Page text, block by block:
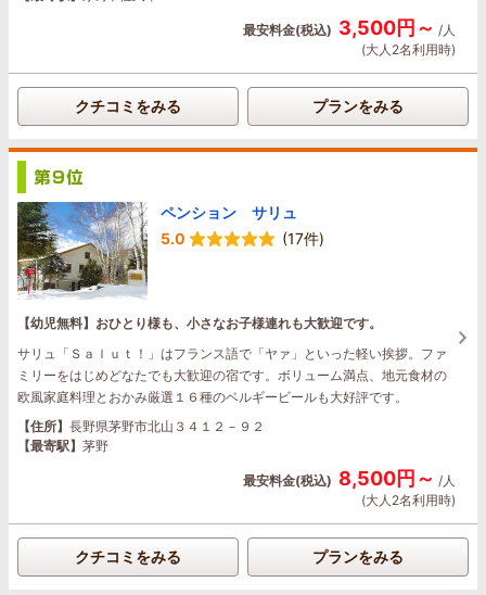
最安料金(税込) 3,500円～ /人
(大人2名利用時)
クチコミをみる プランをみる
ペンション サリュ
5.0
(17件)
【幼児無料】おひとり様も、小さなお子様連れも大歓迎です。
サリュ「Ｓａｌｕｔ！」はフランス語で「ヤァ」といった軽い挨拶。ファ
ミリーをはじめどなたでも大歓迎の宿です。ボリューム満点、地元食材の
欧風家庭料理とおかみ厳選１６種のベルギービールも大好評です。
【住所】 長野県茅野市北山３４１２－９２
【最寄駅】 茅野
最安料金(税込) 8,500円～ /人
(大人2名利用時)
クチコミをみる プランをみる